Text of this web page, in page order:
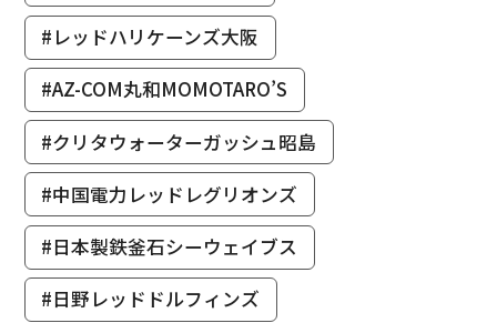
#レッドハリケーンズ大阪
#AZ-COM丸和MOMOTARO’S
#クリタウォーターガッシュ昭島
#中国電力レッドレグリオンズ
#日本製鉄釜石シーウェイブス
#日野レッドドルフィンズ